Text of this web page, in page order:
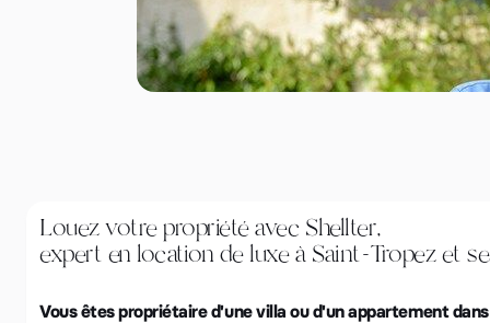
Louez votre propriété avec Shellter,
expert en location de luxe à Saint-Tropez et
Vous êtes propriétaire d'une villa ou d'un appartement